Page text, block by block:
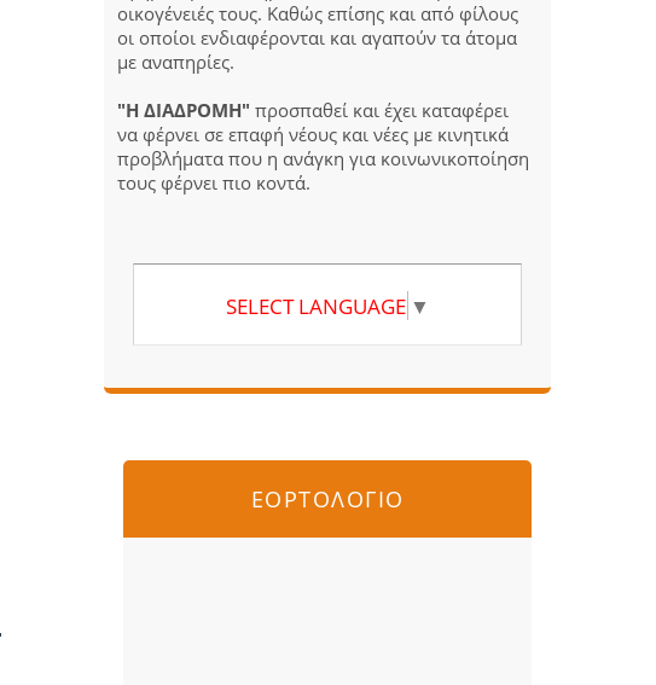
οικογένειές τους. Καθώς επίσης και από φίλους
οι οποίοι ενδιαφέρονται και αγαπούν τα άτομα
με αναπηρίες.
"Η ΔΙΑΔΡΟΜΗ" προσπαθεί και έχει καταφέρει
να φέρνει σε επαφή νέους και νέες με κινητικά
προβλήματα που η ανάγκη για κοινωνικοποίηση
τους φέρνει πιο κοντά.
SELECT LANGUAGE ▼
ΕΟΡΤΟΛΟΓΙΟ